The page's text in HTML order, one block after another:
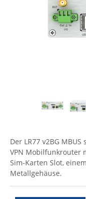
Energiemessung
Energieverteilung
IP, WLAN & GSM
IoT - Internet of
IPC, Industrielle
IT Netzwerktechnik
Comet System
CompleTech
Enginko - mcf88
Gefen
Gude
Guntermann &
High Sec Labs
Der LR77 v2BG
VPN Mobilfunkrouter
Sim-Karten Slot,
Metallgehäuse.